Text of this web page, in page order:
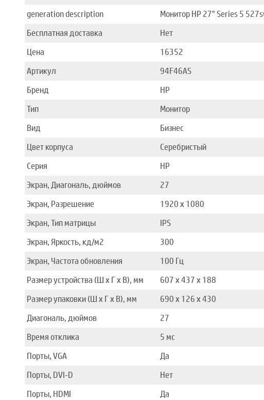
generation description
Монитор HP 27" Series 5
Бесплатная доставка
Нет
Цена
16352
Артикул
94F46AS
Бренд
HP
Тип
Монитор
Вид
Бизнес
Цвет корпуса
Серебристый
Серия
HP
Экран, Диагональ, дюймов
27
Экран, Разрешение
1920 x 1080
Экран, Тип матрицы
IPS
Экран, Яркость, кд/м2
300
Экран, Частота обновления
100 Гц
Размер устройства (Ш x Г x В), мм
607 x 437 x 188
Размер упаковки (Ш x Г x В), мм
690 x 126 x 430
Диагональ, дюймов
27
Время отклика
5 мс
Порты, VGA
Да
Порты, DVI-D
Нет
Порты, HDMI
Да